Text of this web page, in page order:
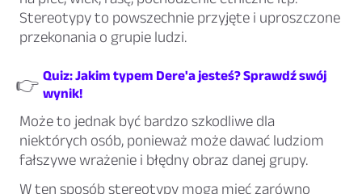
Stereotypy to powszechnie przyjęte i uproszczone
przekonania o grupie ludzi.
👉 Quiz: Jakim typem Dere'a jesteś? Sprawdź swój
wynik!
Może to jednak być bardzo szkodliwe dla
niektórych osób, ponieważ może dawać ludziom
fałszywe wrażenie i błędny obraz danej grupy.
W ten sposób stereotypy mogą mieć zarówno